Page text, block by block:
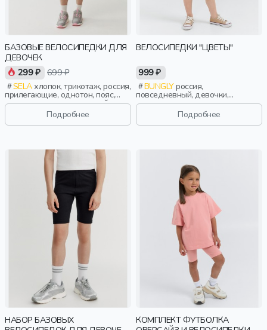
БАЗОВЫЕ ВЕЛОСИПЕДКИ ДЛЯ
ДЕВОЧЕК
299 ₽ 699 ₽
SELAхлопок, трикотаж, россия,
прилегающие, однотон, пояс,
эластичные, повседневный,
спорт, девочки, дети
Подробнее
ВЕЛОСИПЕДКИ "ЦВЕТЫ"
999 ₽
BUNGLYроссия,
повседневный, девочки,
малыши, дошкольники, дети
Подробнее
НАБОР БАЗОВЫХ
КОМПЛЕКТ ФУТБОЛКА